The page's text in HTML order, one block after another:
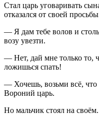
Стал царь уговаривать
отказался от своей
— Я дам тебе волов и
возу увезти.
— Нет, дай мне только то,
ложишься спать!
— Хочешь, возьми всё,
Вороний царь.
Но мальчик стоял на своём.